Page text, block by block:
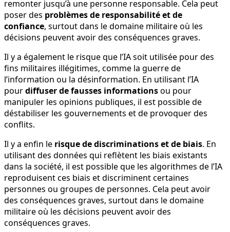
remonter jusqu’à une personne responsable. Cela peut
poser des problèmes de responsabilité et de
confiance, surtout dans le domaine militaire où les
décisions peuvent avoir des conséquences graves.
Il y a également le risque que l’IA soit utilisée pour des
fins militaires illégitimes, comme la guerre de
l’information ou la désinformation. En utilisant l’IA
pourdiffuser de fausses informationsou pour
manipuler les opinions publiques, il est possible de
déstabiliser les gouvernements et de provoquer des
conflits.
Il y a enfin le risque de discriminations et de biais. En
utilisant des données qui reflètent les biais existants
dans la société, il est possible que les algorithmes de l’IA
reproduisent ces biais et discriminent certaines
personnes ou groupes de personnes. Cela peut avoir
des conséquences graves, surtout dans le domaine
militaire où les décisions peuvent avoir des
conséquences graves.